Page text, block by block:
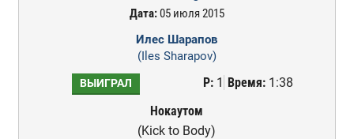
Дата:05 июля 2015
Илес Шарапов
(Iles Sharapov)
ВЫИГРАЛ Р:1 Время:1:38
Нокаутом
(Kick to Body)